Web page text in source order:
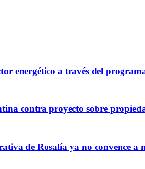
energético a través del
contra proyecto sobre
de Rosalía ya no convence a